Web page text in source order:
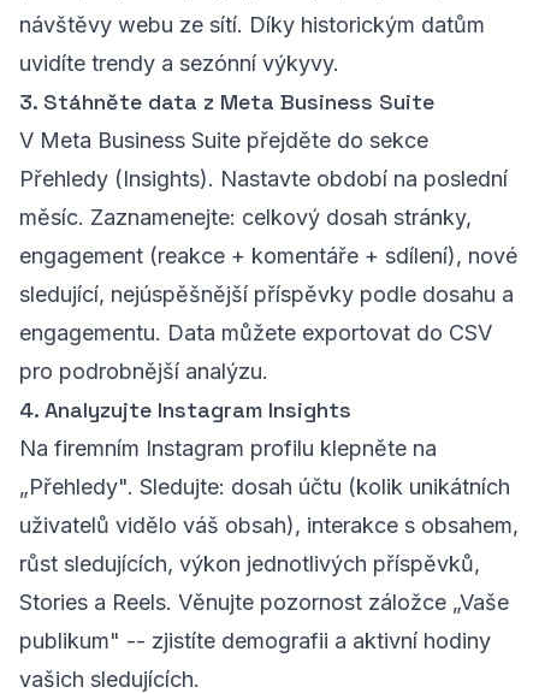
návštěvy webu ze sítí. Díky historickým datům
uvidíte trendy a sezónní výkyvy.
3. Stáhněte data z Meta Business Suite
V Meta Business Suite přejděte do sekce
Přehledy (Insights). Nastavte období na poslední
měsíc. Zaznamenejte: celkový dosah stránky,
engagement (reakce + komentáře + sdílení), nové
sledující, nejúspěšnější příspěvky podle dosahu a
engagementu. Data můžete exportovat do CSV
pro podrobnější analýzu.
4. Analyzujte Instagram Insights
Na firemním Instagram profilu klepněte na
„Přehledy". Sledujte: dosah účtu (kolik unikátních
uživatelů vidělo váš obsah), interakce s obsahem,
růst sledujících, výkon jednotlivých příspěvků,
Stories a Reels. Věnujte pozornost záložce „Vaše
publikum" -- zjistíte demografii a aktivní hodiny
vašich sledujících.